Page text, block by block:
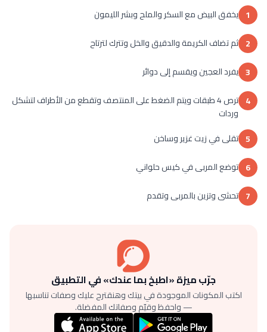
1 يخفق البيض مع السكر والملح وبشر الليمون
2 ثم تضاف الكريمة والدقيق والخل وتترك لترتاح
3 يفرد العجين ويقسم إلى دوائر
4
ترص 4 طبقات ويتم الضغط على المنتصف وتقطع من الأطراف لتشكل
وردات
5 تقلى في زيت غزير وساخن
6 توضع المربى في كيس حلواني
7 تحشى وتزين بالمربى وتقدم​
جرّب ميزة «اطبخ بما عندك» في التطبيق
اكتب المكونات الموجودة في بيتك وهنقترح عليك وصفات تناسبها
— واحفظ وقيّم وصفاتك المفضلة.